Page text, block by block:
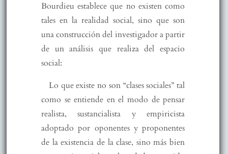
Bourdieu establece que no existen como
tales en la realidad social, sino que son
una construcción del investigador a partir
de un análisis que realiza del espacio
social:
Lo que existe no son “clases sociales” tal
como se entiende en el modo de pensar
realista, sustancialista y empiricista
adoptado por oponentes y proponentes
de la existencia de la clase, sino más bien